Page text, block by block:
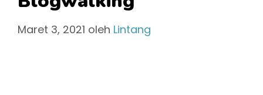
Maret 3, 2021 oleh Lintang